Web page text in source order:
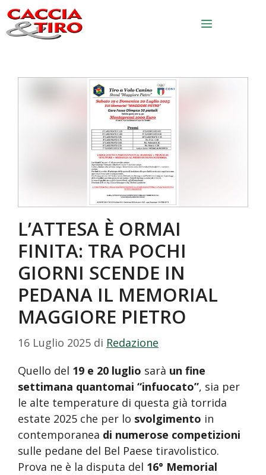
Vai al contenuto
Menu
L’ATTESA È ORMAI
FINITA: TRA POCHI
GIORNI SCENDE IN
PEDANA IL MEMORIAL
MAGGIORE PIETRO
16 Luglio 2025 di Redazione
Quello del 19 e 20 luglio sarà un fine
settimana quantomai “infuocato”, sia per
le alte temperature di questa già torrida
estate 2025 che per lo svolgimento in
contemporanea di numerose competizioni
sulle pedane del Bel Paese tiravolistico.
Prova ne è la disputa del 16° Memorial